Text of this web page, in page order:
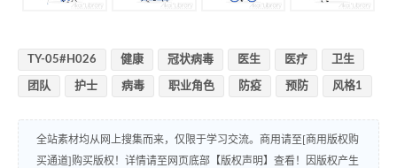
TY-05#H026 健康 冠状病毒 医生 医疗 卫生
团队 护士 病毒 职业角色 防疫 预防 风格1
全站素材均从网上搜集而来，仅限于学习交流。商用请至[商用版权购
买通道]购买版权！详情请至网页底部【版权声明】查看！因版权产生